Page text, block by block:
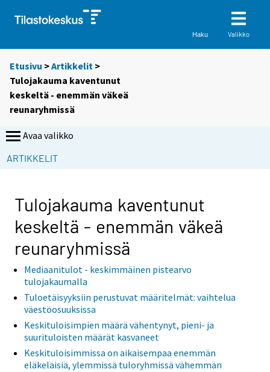
Haku Valikko
Etusivu >Artikkelit >
Tulojakauma kaventunut
keskeltä - enemmän väkeä
reunaryhmissä
Avaa valikko
ARTIKKELIT
Tulojakauma kaventunut
keskeltä - enemmän väkeä
reunaryhmissä
Mediaanitulot - keskimmäinen pistearvo
tulojakaumalla
Tuloetäisyyksiin perustuvat määritelmät: vaihtelua
väestöosuuksissa
Keskituloisimpien määrä vähentynyt, pieni- ja
suurituloisten määrät kasvaneet
Keskituloisimmissa on aikaisempaa enemmän
eläkeläisiä, ylemmissä tuloryhmissä vähemmän